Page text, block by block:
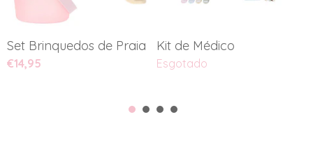
Set Brinquedos de Praia - G...
€14,95
Kit de Médico
Esgotado